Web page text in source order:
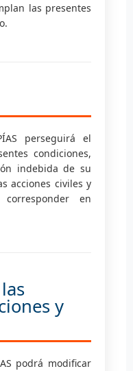
las presentes
PÍAS perseguirá el
condiciones,
indebida de su
acciones civiles y
en
y
podrá modificar